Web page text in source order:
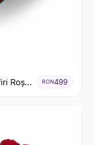
Roșii
RON499